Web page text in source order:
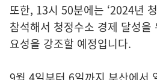
또한, 13시 50분에는 ‘2024년
참석해서 청정수소 경제 달성을
요성을 강조할 예정입니다.